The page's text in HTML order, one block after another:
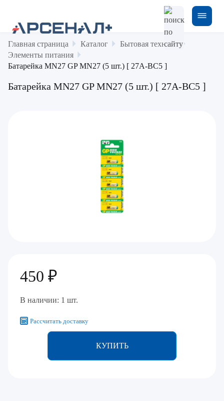
Главная страница Каталог
Бытовая техника
Элементы питания
Батарейка MN27 GP MN27 (5 шт.) [ 27A-BC5 ]
Батарейка MN27 GP MN27 (5 шт.) [ 27A-BC5 ]
450 ₽
В наличии: 1 шт.
Рассчитать доставку
КУПИТЬ